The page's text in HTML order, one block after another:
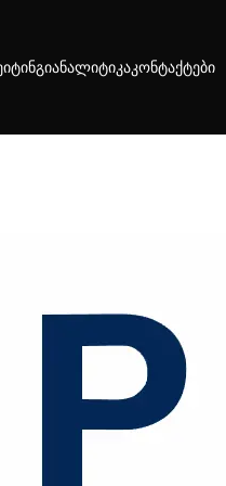
ანალიტიკაკონტაქტები